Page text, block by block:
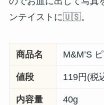
ンテイストに🇺🇸。
商品名 M&M’S
値段 119円(税
内容量 40g